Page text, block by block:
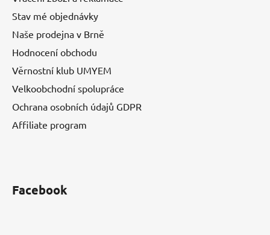
Stav mé objednávky
Naše prodejna v Brně
Hodnocení obchodu
Věrnostní klub UMYEM
Velkoobchodní spolupráce
Ochrana osobních údajů GDPR
Affiliate program
Facebook